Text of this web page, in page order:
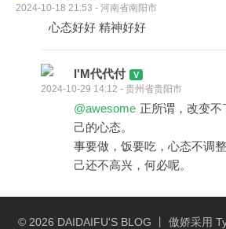
2024-10-18 21:53 - 河南省南阳市
心态好好 精神好好
I'M代代付
2024-10-29 14:12 - 贵州省贵阳市
@awesome 正所谓，改变不
己的心态。
事要做，饭要吃，心态不调
己还不高兴，何必呢。
© 2026 DAIDAIFU'S BLOG 丨 傲娇采用